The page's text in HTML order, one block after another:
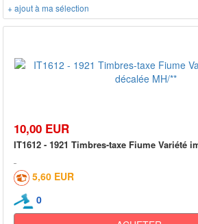
+ ajout à ma sélection
10,00 EUR
IT1612 - 1921 Timbres-taxe Fiume Variété
5,60 EUR
0